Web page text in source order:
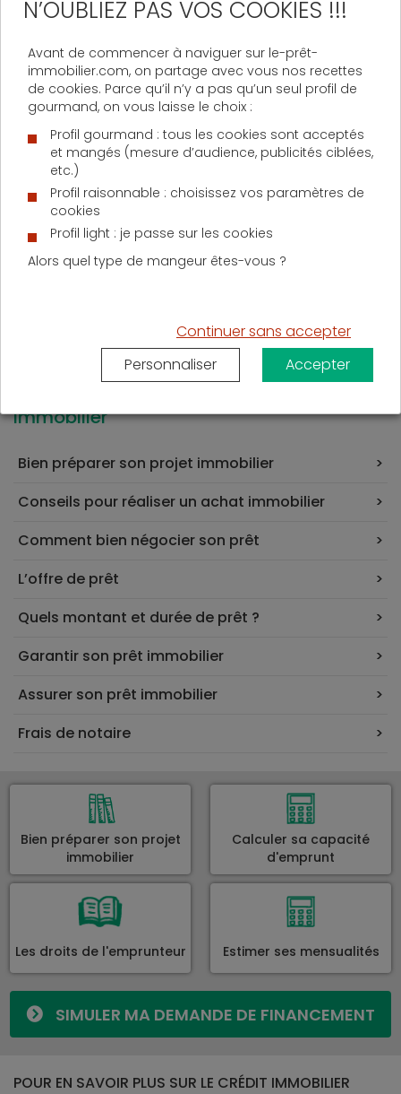
prendre le même notaire. Le coût de leurs
se répartissant à 50/50 les honoraires fixés
par la loi.
Le métier de notaire a beaucoup évolué au
cours des dernières décennies. Le notaire de
proximité est un expert immobilier de premier
plan qui connait parfaitement le marché et
les subtilités de la loi. Il saura vous conseiller
pour protéger au mieux vos intérêts, ceux de
votre co-emprunteur ou ceux de vos
ascendants ou descendants.
N’hésitez donc pas à lui poser toutes vos
immobilier
Bien préparer son projet immobilier
Conseils pour réaliser un achat immobilier
Comment bien négocier son prêt
L’offre de prêt
Quels montant et durée de prêt ?
Garantir son prêt immobilier
Assurer son prêt immobilier
Frais de notaire
Bien préparer son projet
immobilier
Calculer sa capacité
d'emprunt
Les droits de l'emprunteur Estimer ses mensualités
SIMULER MA DEMANDE DE FINANCEMENT
POUR EN SAVOIR PLUS SUR LE CRÉDIT IMMOBILIER
N’OUBLIEZ PAS VOS COOKIES !!!
Avant de commencer à naviguer sur le-prêt-
immobilier.com, on partage avec vous nos recettes
de cookies. Parce qu’il n’y a pas qu’un seul profil de
gourmand, on vous laisse le choix :
Profil gourmand : tous les cookies sont acceptés
et mangés (mesure d’audience, publicités ciblées,
etc.)
Profil raisonnable : choisissez vos paramètres de
cookies
Profil light : je passe sur les cookies
Alors quel type de mangeur êtes-vous ?
Continuer sans accepter
Personnaliser
Accepter